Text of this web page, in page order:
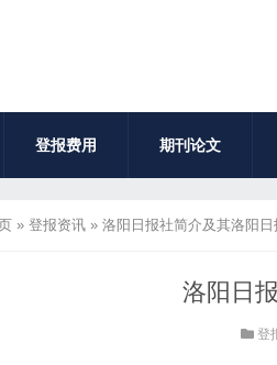
登报费用 期刊论文
» 登报资讯 » 洛阳日报社简介及其洛阳
洛阳日
登